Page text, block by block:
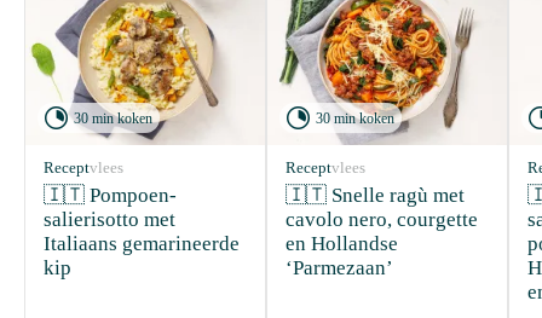
30 min koken
Receptvlees
🇮🇹 Pompoen-
salierisotto met
Italiaans gemarineerde
kip
 30 min koken
Receptvlees
🇮🇹 Snelle ragù met
cavolo nero, courgette
en Hollandse
‘Parmezaan’